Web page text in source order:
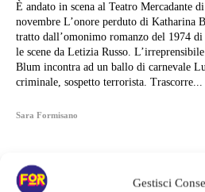
Gestisci
È andato in scena al Teatro Mercadante
novembre L’onore perduto di Katharina
tratto dall’omonimo romanzo del 1974
le scene da Letizia Russo. L’irreprensibile e mite segretaria Katharina
Blum incontra ad un ballo di carnevale
criminale, sospetto terrorista. Trascorre...
Sara Formisano